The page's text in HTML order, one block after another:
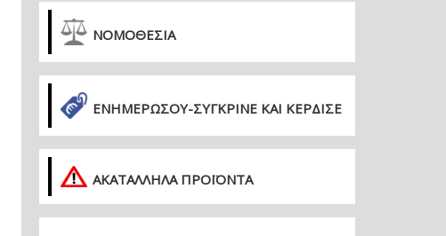
ΝΟΜΟΘΕΣΙΑ
ΕΝΗΜΕΡΏΣΟΥ-ΣΎΓΚΡΙΝΕ ΚΑΙ ΚΈΡΔΙΣΕ
ΑΚΑΤΑΛΛΗΛΑ ΠΡΟΪΟΝΤΑ